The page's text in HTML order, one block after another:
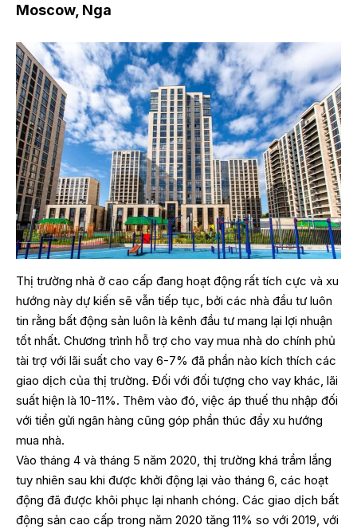
Moscow, Nga
Thị trường nhà ở cao cấp đang hoạt động rất tích cực và xu
hướng này dự kiến sẽ vẫn tiếp tục, bởi các nhà đầu tư luôn
tin rằng bất động sản luôn là kênh đầu tư mang lại lợi nhuận
tốt nhất. Chương trình hỗ trợ cho vay mua nhà do chính phủ
tài trợ với lãi suất cho vay 6-7% đã phần nào kích thích các
giao dịch của thị trường. Đối với đối tượng cho vay khác, lãi
suất hiện là 10-11%. Thêm vào đó, việc áp thuế thu nhập đối
với tiền gửi ngân hàng cũng góp phần thúc đẩy xu hướng
mua nhà.
Vào tháng 4 và tháng 5 năm 2020, thị trường khá trầm lắng
tuy nhiên sau khi được khởi động lại vào tháng 6, các hoạt
động đã được khôi phục lại nhanh chóng. Các giao dịch bất
động sản cao cấp trong năm 2020 tăng 11% so với 2019, với